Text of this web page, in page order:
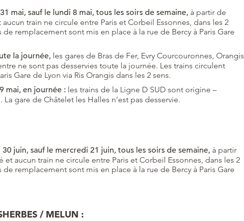
mai, sauf le lundi 8 mai, tous les soirs de semaine, à partir de
aucun train ne circule entre Paris et Corbeil Essonnes, dans les 2
remplacement sont mis en place à la rue de Bercy à Paris Gare
la journée, les gares de Bras de Fer, Evry Courcouronnes, Orangis
ne sont pas desservies toute la journée. Les trains circulent
Gare de Lyon via Ris Orangis dans les 2 sens.
mai, en journée : les trains de la Ligne D SUD sont origine –
La gare de Châtelet les Halles n’est pas desservie.
juin, sauf le mercredi 21 juin, tous les soirs de semaine, à partir
et aucun train ne circule entre Paris et Corbeil Essonnes, dans les 2
remplacement sont mis en place à la rue de Bercy à Paris Gare
/ MELUN :